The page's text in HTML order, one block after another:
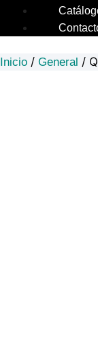
Inicio / General /